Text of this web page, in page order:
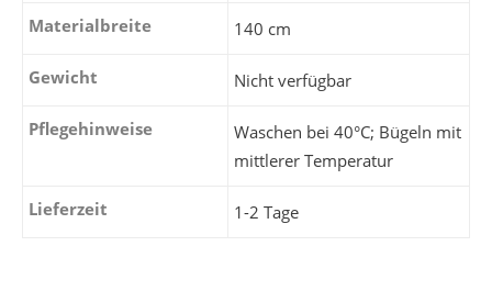
Materialbreite 140 cm
Gewicht Nicht verfügbar
Pflegehinweise
Waschen bei 40°C; Bügeln mit
mittlerer Temperatur
Lieferzeit 1-2 Tage